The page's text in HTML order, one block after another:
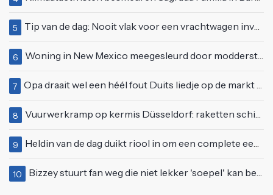
5 Tip van de dag: Nooit vlak voor een vrachtwagen invoegen
6 Woning in New Mexico meegesleurd door modderstroom
7 Opa draait wel een héél fout Duits liedje op de markt van Emmen
8 Vuurwerkramp op kermis Düsseldorf: raketten schieten het publiek in
9 Heldin van de dag duikt riool in om een complete eendenfamilie te redden
10 Bizzey stuurt fan weg die niet lekker 'soepel' kan bewegen op podium